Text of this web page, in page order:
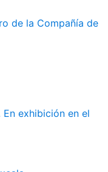
de la Compañía de
En exhibición en el